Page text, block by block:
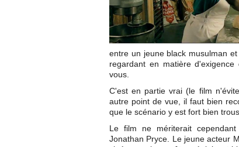
entre un jeune black musulman
regardant en matière
vous.
C'est en partie vrai (le film
autre point de vue, il faut bien
que le scénario y est fort bien
Le film ne mériterait
Jonathan Pryce. Le jeune acteur